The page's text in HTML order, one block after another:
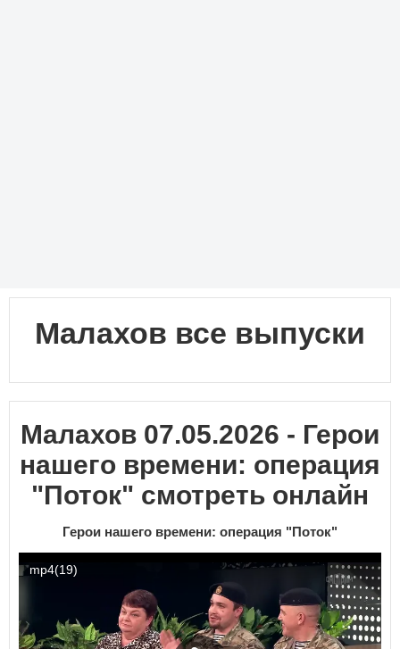
Малахов все выпуски
Малахов 07.05.2026 - Герои
нашего времени: операция
"Поток" смотреть онлайн
Герои нашего времени: операция "Поток"